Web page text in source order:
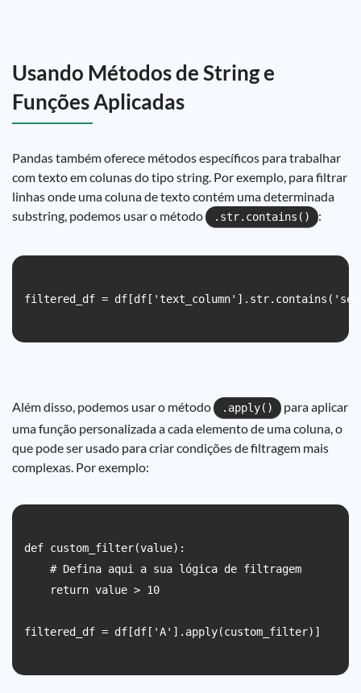
Usando Métodos de String e
Funções Aplicadas
Pandas também oferece métodos específicos para trabalhar
com texto em colunas do tipo string. Por exemplo, para filtrar
linhas onde uma coluna de texto contém uma determinada
substring, podemos usar o método
.str.contains() :
filtered_df =
Além disso, podemos usar o método .apply()
para aplicar
uma função personalizada a cada elemento de uma coluna, o
que pode ser usado para criar condições de filtragem mais
complexas. Por exemplo:
def custom_filter(value):
    # Defina aqui a sua lógica de filtragem
    return value > 10
filtered_df = df[df['A'].apply(custom_filter)]